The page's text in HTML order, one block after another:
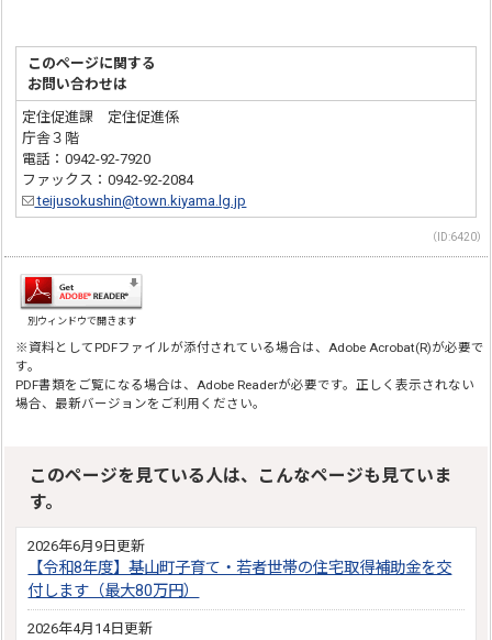
このページに関する
お問い合わせは
定住促進課 定住促進係
庁舎３階
電話：0942-92-7920
ファックス：0942-92-2084
teijusokushin@town.kiyama.lg.jp
（ID:6420）
別ウィンドウで開きます
※資料としてPDFファイルが添付されている場合は、Adobe Acrobat(R)が必要で
す。
PDF書類をご覧になる場合は、Adobe Readerが必要です。正しく表示されない
場合、最新バージョンをご利用ください。
このページを見ている人は、こんなページも見ていま
す。
2026年6月9日更新
【令和8年度】基山町子育て・若者世帯の住宅取得補助金を交
付します（最大80万円）
2026年4月14日更新